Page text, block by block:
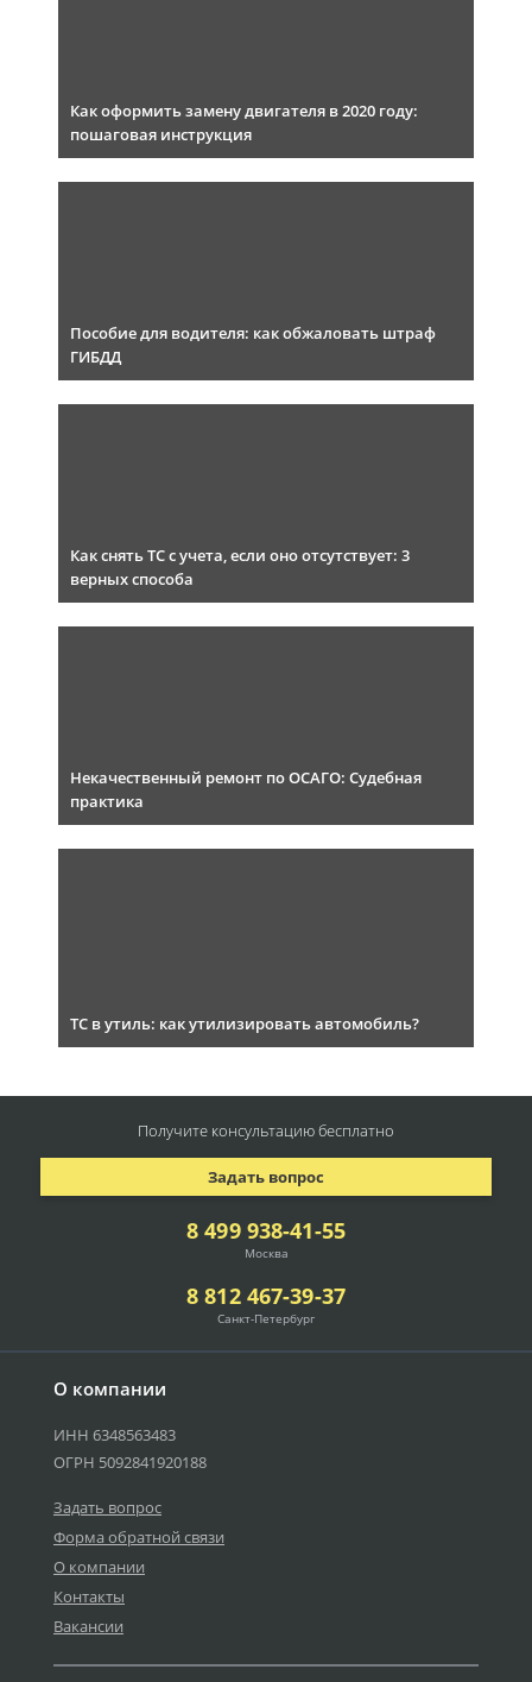
Как оформить замену двигателя в 2020 году:
пошаговая инструкция
Пособие для водителя: как обжаловать штраф
ГИБДД
Как снять ТС с учета, если оно отсутствует: 3
верных способа
Некачественный ремонт по ОСАГО: Судебная
практика
ТС в утиль: как утилизировать автомобиль?
О компании
ИНН 6348563483
ОГРН 5092841920188
Задать вопрос
Форма обратной связи
О компании
Контакты
Вакансии
8 499 938-41-55
Москва
8 812 467-39-37
Санкт-Петербург
Задать вопрос
Получите консультациюбесплатно